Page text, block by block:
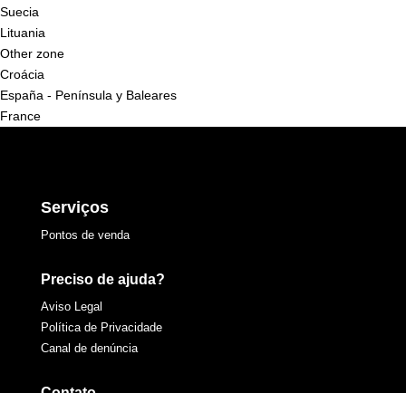
Suecia
Lituania
Other zone
Croácia
España - Península y Baleares
France
Serviços
Pontos de venda
Preciso de ajuda?
Aviso Legal
Política de Privacidade
Canal de denúncia